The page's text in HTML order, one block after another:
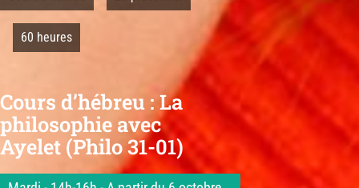
60 heures
Cours d’hébreu : La
philosophie avec
Ayelet (Philo 31-01)